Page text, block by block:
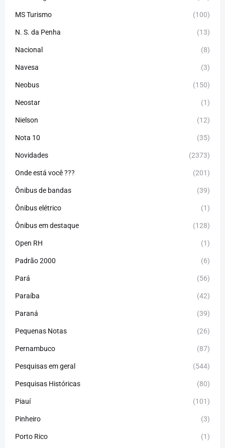
MS Turismo (100)
N. S. da Penha (13)
Nacional (8)
Navesa (3)
Neobus (150)
Neostar (1)
Nielson (12)
Nota 10 (35)
Novidades (2373)
Onde está você ??? (201)
Ônibus de bandas (39)
Ônibus elétrico (1)
Ônibus em destaque (128)
Open RH (1)
Padrão 2000 (6)
Pará (56)
Paraíba (42)
Paraná (39)
Pequenas Notas (26)
Pernambuco (87)
Pesquisas em geral (544)
Pesquisas Históricas (80)
Piauí (101)
Pinheiro (3)
Porto Rico (1)